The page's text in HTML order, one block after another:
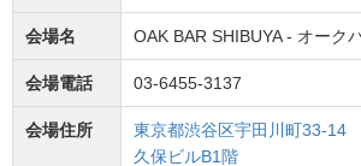
会場名 OAK BAR SHIBUYA - オーク
会場電話 03-6455-3137
会場住所
東京都渋谷区宇田川町33-14
久保ビルB1階